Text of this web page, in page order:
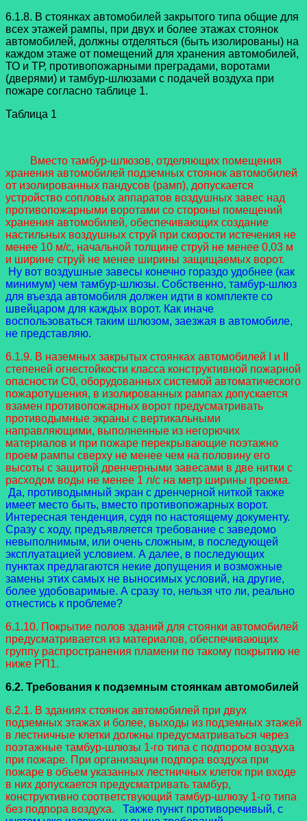
6.1.8. В стоянках автомобилей закрытого типа общие для
всех этажей рампы, при двух и более этажах стоянок
автомобилей, должны отделяться (быть изолированы) на
каждом этаже от помещений для хранения автомобилей,
ТО и ТР, противопожарными преградами, воротами
(дверями) и тамбур-шлюзами с подачей воздуха при
пожаре согласно таблице 1.
Таблица 1
Вместо тамбур-шлюзов, отделяющих помещения
хранения автомобилей подземных стоянок автомобилей
от изолированных пандусов (рамп), допускается
устройство сопловых аппаратов воздушных завес над
противопожарными воротами со стороны помещений
хранения автомобилей, обеспечивающих создание
настильных воздушных струй при скорости истечения не
менее 10 м/с, начальной толщине струй не менее 0,03 м
и ширине струй не менее ширины защищаемых ворот.
Ну вот воздушные завесы конечно гораздо удобнее (как
минимум) чем тамбур-шлюзы. Собственно, тамбур-шлюз
для въезда автомобиля должен идти в комплекте со
швейцаром для каждых ворот. Как иначе
воспользоваться таким шлюзом, заезжая в автомобиле,
не представляю.
6.1.9. В наземных закрытых стоянках автомобилей I и II
степеней огнестойкости класса конструктивной пожарной
опасности С0, оборудованных системой автоматического
пожаротушения, в изолированных рампах допускается
взамен противопожарных ворот предусматривать
противодымные экраны с вертикальными
направляющими, выполненные из негорючих
материалов и при пожаре перекрывающие поэтажно
проем рампы сверху не менее чем на половину его
высоты с защитой дренчерными завесами в две нитки с
расходом воды не менее 1 л/с на метр ширины проема.
Да, противодымный экран с дренчерной ниткой также
имеет место быть, вместо противопожарных ворот.
Интересная тенденция, судя по настоящему документу.
Сразу с ходу, предъявляется требование с заведомо
невыполнимым, или очень сложным, в последующей
эксплуатацией условием. А далее, в последующих
пунктах предлагаются некие допущения и возможные
замены этих самых не выносимых условий, на другие,
более удобоваримые. А сразу то, нельзя что ли, реально
отнестись к проблеме?
6.1.10. Покрытие полов зданий для стоянки автомобилей
предусматривается из материалов, обеспечивающих
группу распространения пламени по такому покрытию не
ниже РП1.
6.2. Требования к подземным стоянкам автомобилей
6.2.1. В зданиях стоянок автомобилей при двух
подземных этажах и более, выходы из подземных этажей
в лестничные клетки должны предусматриваться через
поэтажные тамбур-шлюзы 1-го типа с подпором воздуха
при пожаре. При организации подпора воздуха при
пожаре в объем указанных лестничных клеток при входе
в них допускается предусматривать тамбур,
конструктивно соответствующий тамбур-шлюзу 1-го типа
без подпора воздуха.
Также пункт противоречивый, с